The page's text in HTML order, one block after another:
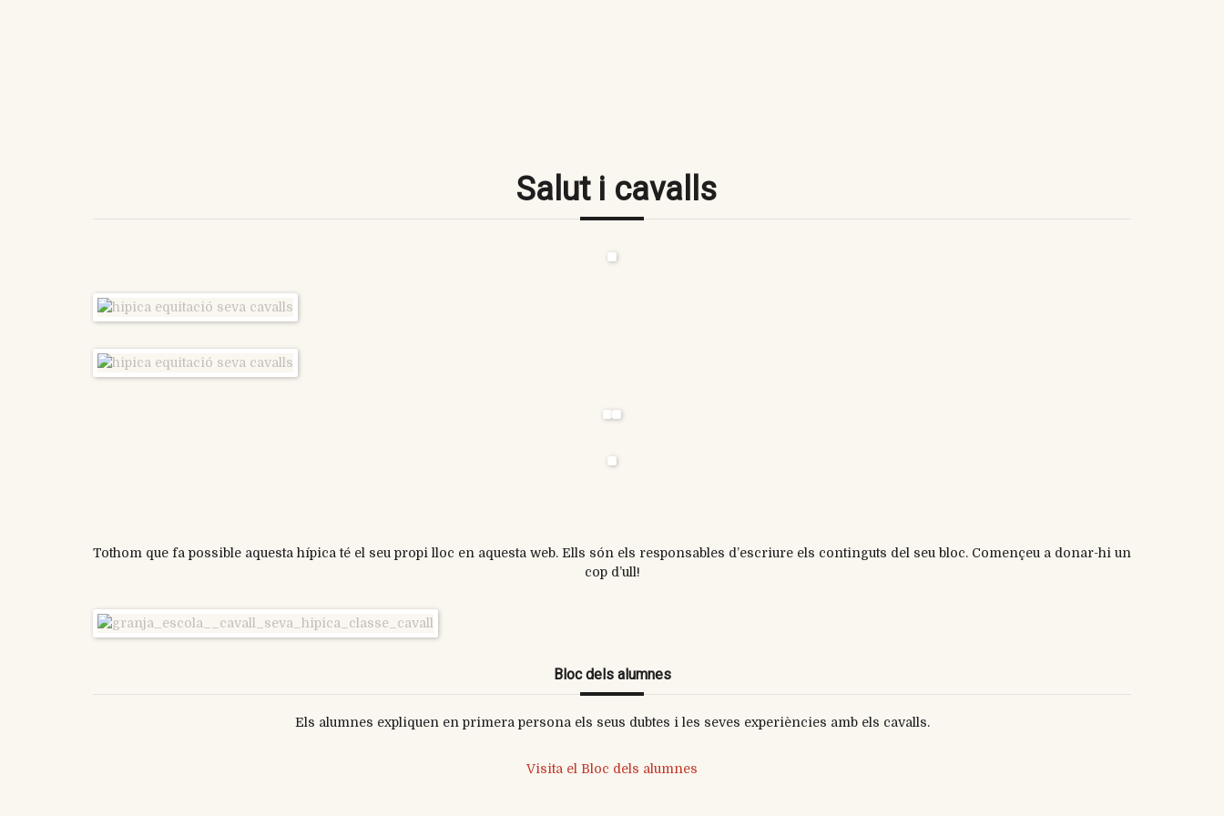
Salut i cavalls
Tothom que fa possible aquesta hípica té el seu propi lloc en aquesta web. Ells són els responsables d’escriure els continguts del seu bloc. Començeu a donar-hi un
cop d’ull!
Bloc dels alumnes
Els alumnes expliquen en primera persona els seus dubtes i les seves experiències amb els cavalls.
Visita el Bloc dels alumnes